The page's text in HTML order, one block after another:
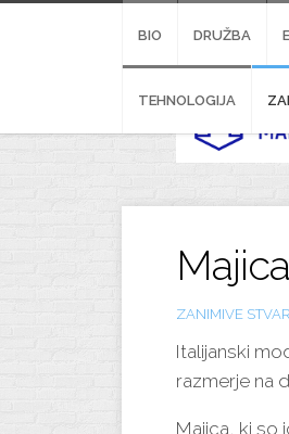
BIO DRUŽBA
TEHNOLOGIJA
ZANIMIVE
Italijanski
razmerje na
Majica, ki so